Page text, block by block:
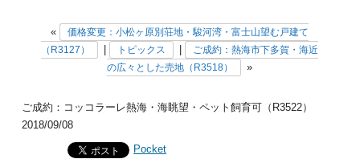
«
価格変更：小松ヶ原別荘地・駿河湾・富士山望む戸建て
（R3127）
トピックス
ご成約：熱海市下多賀・海近
の広々とした売地（R3518）
»
ご成約：コッコラーレ熱海・海眺望・ペット飼育可（R3522）
2018/09/08
Pocket